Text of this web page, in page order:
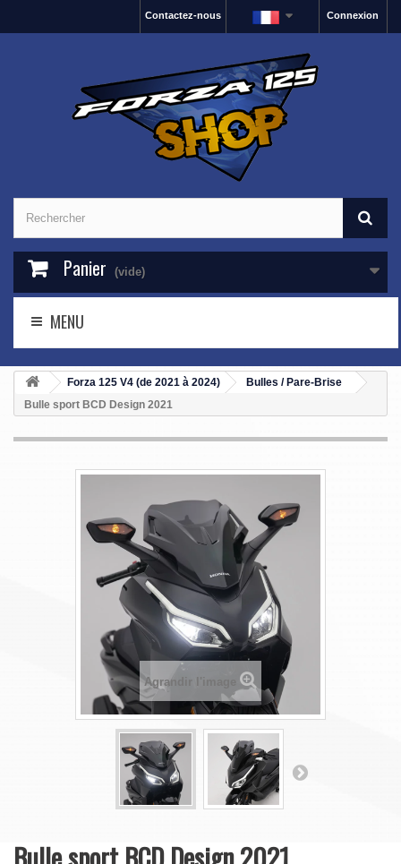
Connexion
Contactez-nous
Panier (vide)
MENU
Forza 125 V4 (de 2021 à 2024)
Bulles / Pare-Brise
Bulle sport BCD Design 2021
Agrandir l'image